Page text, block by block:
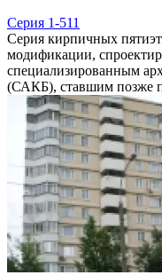
Серия 1-511
Серия кирпичных
модификации,
специализированным
(САКБ), ставшим